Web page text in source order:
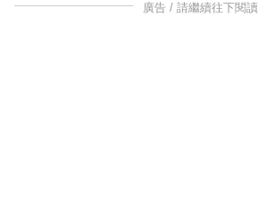
廣告 / 請繼續往下閱讀